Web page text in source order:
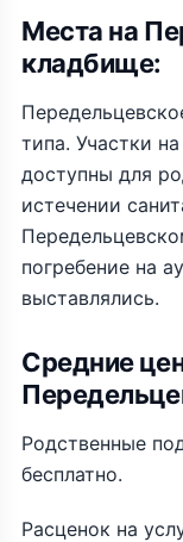
Места на
кладбище:
типа. Участки
доступны для
истечении
погребение на
выставлялись.
Средние
Родственные
бесплатно.
Расценок на